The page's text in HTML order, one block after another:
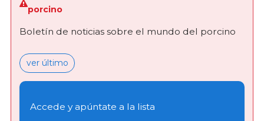
porcino
Boletín de noticias sobre el mundo del porcino
ver último
Accede y apúntate a la lista